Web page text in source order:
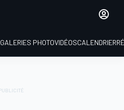
GALERIES PHOTOVIDÉOSCALENDRIER